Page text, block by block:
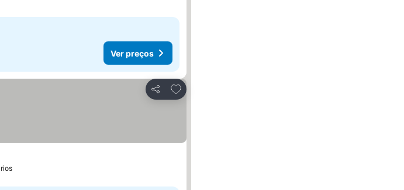
Ver preços
Partilhar
Adicionar aos favoritos